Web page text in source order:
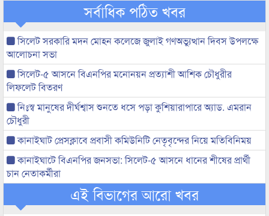
সর্বাধিক পঠিত খবর
সিলেট সরকারি মদন মোহন কলেজে জুলাই গণঅভ্যুত্থান দিবস উপলক্ষে
আলোচনা সভা
সিলেট-৫ আসনে বিএনপির মনোনয়ন প্রত্যাশী আশিক চৌধুরীর
লিফলেট বিতরণ
নিঃস্ব মানুষের দীর্ঘশ্বাস শুনতে ধসে পড়া কুশিয়ারাপারে অ্যাড. এমরান
চৌধুরী
কানাইঘাট প্রেসক্লাবে প্রবাসী কমিউনিটি নেতৃবৃন্দের নিয়ে মতিবিনিময়
কানাইঘাটে বিএনপির জনসভা: সিলেট-৫ আসনে ধানের শীষের প্রার্থী
চান নেতাকর্মীরা
এই বিভাগের আরো খবর